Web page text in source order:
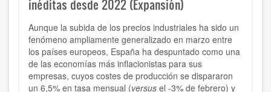
inéditas desde 2022 (Expansión)
Aunque la subida de los precios industriales ha sido un
fenómeno ampliamente generalizado en marzo entre
los países europeos, España ha despuntado como una
de las economías más inflacionistas para sus
empresas, cuyos costes de producción se dispararon
un 6,5% en tasa mensual (versus el -3% de febrero) y